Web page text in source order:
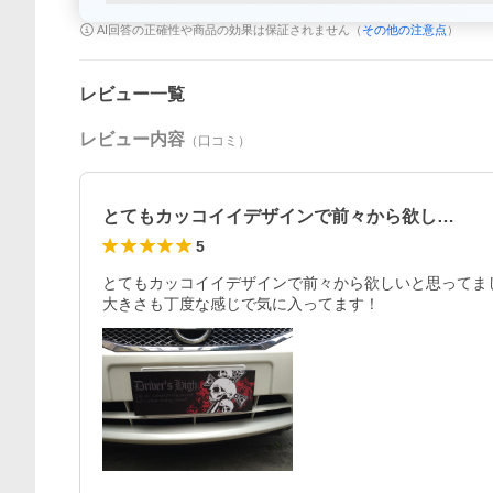
AI回答の正確性や商品の効果は保証されません（ その他の注意点 ）
レビュー一覧
レビュー内容 （口コミ）
とてもカッコイイデザインで前々から欲し…
5
とてもカッコイイデザインで前々から欲しいと思ってま
大きさも丁度な感じで気に入ってます！